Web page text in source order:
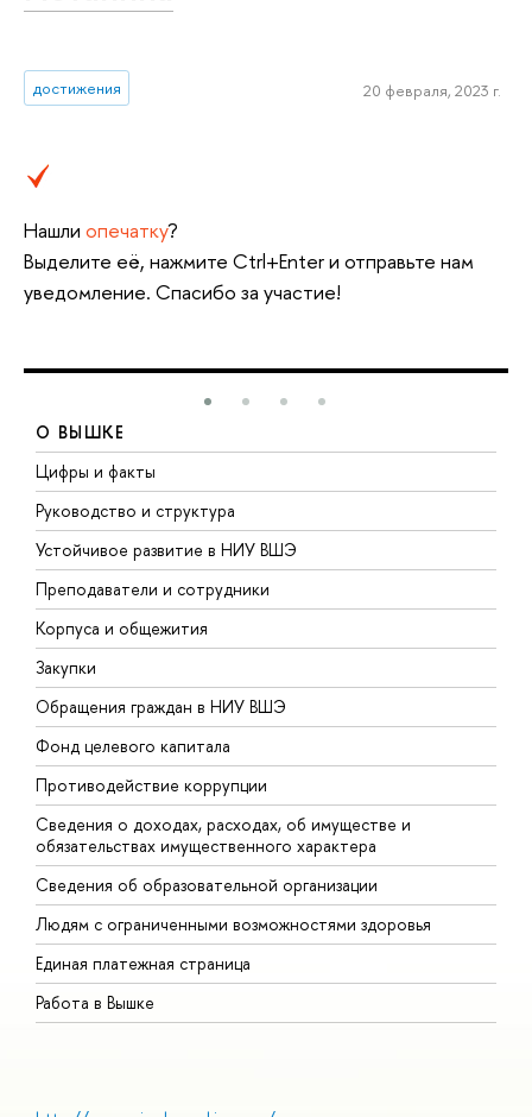
достижения 20 февраля, 2023 г.
Нашли опечатку?
Выделите её, нажмите Ctrl+Enter и отправьте нам
уведомление. Спасибо за участие!
О ВЫШКЕ
Цифры и факты
Руководство и структура
Устойчивое развитие в НИУ ВШЭ
Преподаватели и сотрудники
Корпуса и общежития
Закупки
Обращения граждан в НИУ ВШЭ
Фонд целевого капитала
Противодействие коррупции
Сведения о доходах, расходах, об имуществе и
обязательствах имущественного характера
Сведения об образовательной организации
Людям с ограниченными возможностями здоровья
Единая платежная страница
Работа в Вышке